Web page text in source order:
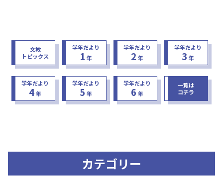
文教
トピックス
学年だより
1 年
学年だより
2 年
学年だより
3 年
学年だより
4年
学年だより
5 年
学年だより
6 年
一覧は
コチラ
カテゴリー